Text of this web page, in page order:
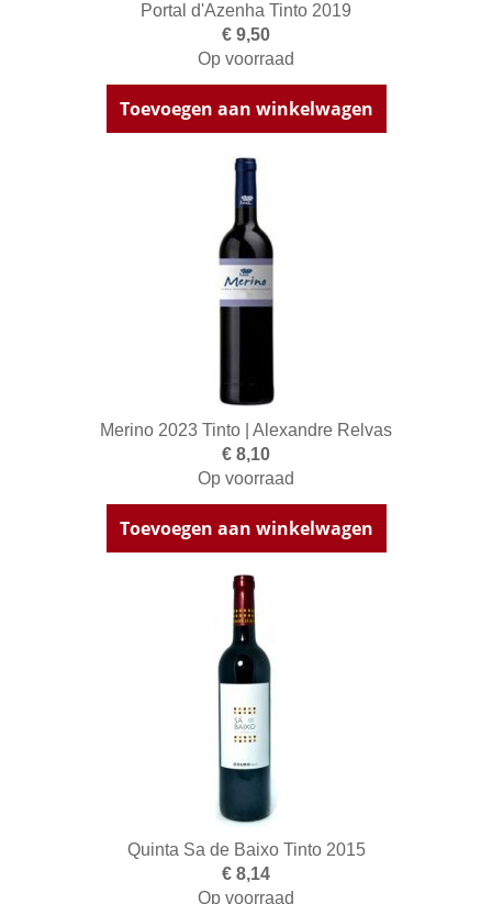
Portal d'Azenha Tinto 2019
€ 9,50
Op voorraad
Toevoegen aan winkelwagen
Merino 2023 Tinto | Alexandre Relvas
€ 8,10
Op voorraad
Toevoegen aan winkelwagen
Quinta Sa de Baixo Tinto 2015
€ 8,14
Op voorraad